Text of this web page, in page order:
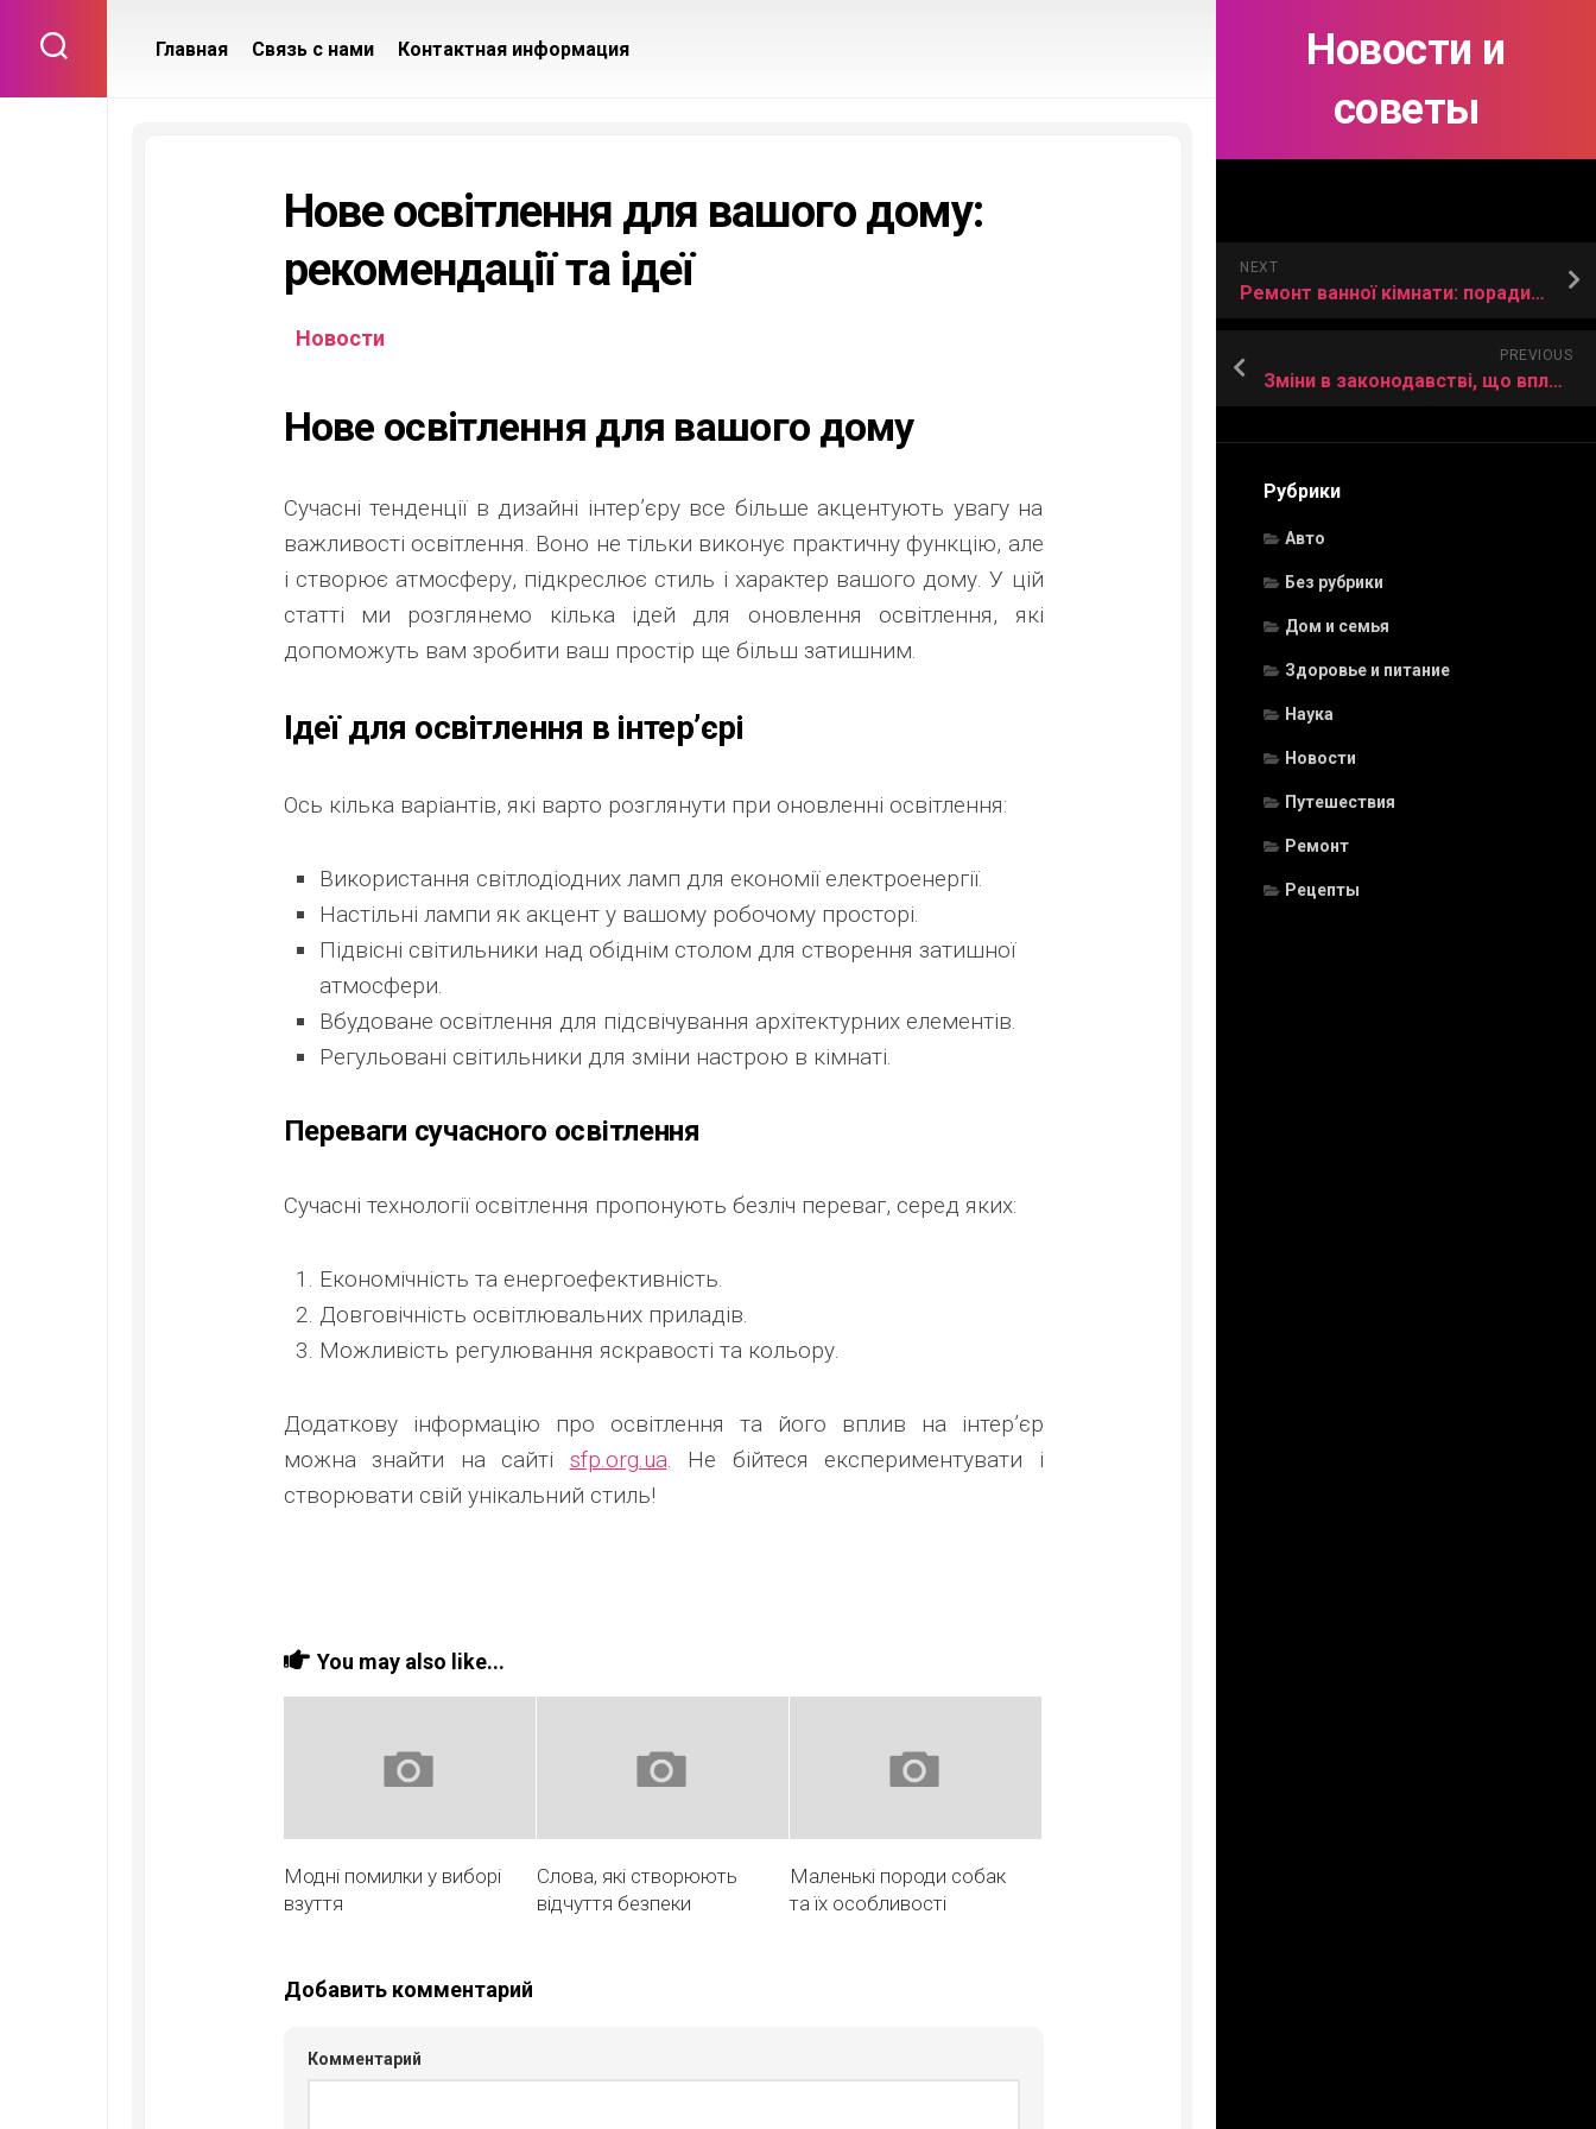
content
Новости и
советы
NEXT
Ремонт ванної кімнати: поради та підказки
PREVIOUS
Зміни в законодавстві, що впливають на бізнес в Україні
Рубрики
Авто
Без рубрики
Дом и семья
Здоровье и питание
Наука
Новости
Путешествия
Ремонт
Рецепты
Главная Связь с нами Контактная информация
Нове освітлення для вашого дому:
рекомендації та ідеї
Новости
Нове освітлення для вашого дому
Сучасні тенденції в дизайні інтер’єру все більше акцентують увагу на
важливості освітлення. Воно не тільки виконує практичну функцію, але
і створює атмосферу, підкреслює стиль і характер вашого дому. У цій
статті ми розглянемо кілька ідей для оновлення освітлення, які
допоможуть вам зробити ваш простір ще більш затишним.
Ідеї для освітлення в інтер’єрі
Ось кілька варіантів, які варто розглянути при оновленні освітлення:
Використання світлодіодних ламп для економії електроенергії.
Настільні лампи як акцент у вашому робочому просторі.
Підвісні світильники над обіднім столом для створення затишної
атмосфери.
Вбудоване освітлення для підсвічування архітектурних елементів.
Регульовані світильники для зміни настрою в кімнаті.
Переваги сучасного освітлення
Сучасні технології освітлення пропонують безліч переваг, серед яких:
Економічність та енергоефективність.
Довговічність освітлювальних приладів.
Можливість регулювання яскравості та кольору.
Додаткову інформацію про освітлення та його вплив на інтер’єр
можна знайти на сайті sfp.org.ua. Не бійтеся експериментувати і
створювати свій унікальний стиль!
You may also like...
Модні помилки у виборі
взуття
Слова, які створюють
відчуття безпеки
Маленькі породи собак
та їх особливості
Добавить комментарий
Комментарий